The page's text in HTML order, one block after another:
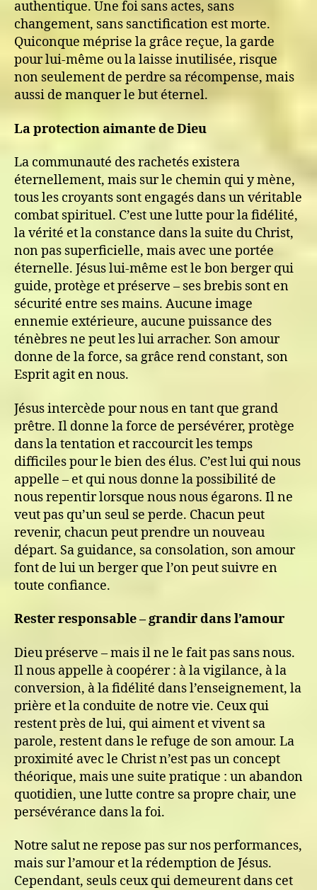
authentique. Une foi sans actes, sans
changement, sans sanctification est morte.
Quiconque méprise la grâce reçue, la garde
pour lui-même ou la laisse inutilisée, risque
non seulement de perdre sa récompense, mais
aussi de manquer le but éternel.
La protection aimante de Dieu
La communauté des rachetés existera
éternellement, mais sur le chemin qui y mène,
tous les croyants sont engagés dans un véritable
combat spirituel. C’est une lutte pour la fidélité,
la vérité et la constance dans la suite du Christ,
non pas superficielle, mais avec une portée
éternelle. Jésus lui-même est le bon berger qui
guide, protège et préserve – ses brebis sont en
sécurité entre ses mains. Aucune image
ennemie extérieure, aucune puissance des
ténèbres ne peut les lui arracher. Son amour
donne de la force, sa grâce rend constant, son
Esprit agit en nous.
Jésus intercède pour nous en tant que grand
prêtre. Il donne la force de persévérer, protège
dans la tentation et raccourcit les temps
difficiles pour le bien des élus. C’est lui qui nous
appelle – et qui nous donne la possibilité de
nous repentir lorsque nous nous égarons. Il ne
veut pas qu’un seul se perde. Chacun peut
revenir, chacun peut prendre un nouveau
départ. Sa guidance, sa consolation, son amour
font de lui un berger que l’on peut suivre en
toute confiance.
Rester responsable – grandir dans l’amour
Dieu préserve – mais il ne le fait pas sans nous.
Il nous appelle à coopérer : à la vigilance, à la
conversion, à la fidélité dans l’enseignement, la
prière et la conduite de notre vie. Ceux qui
restent près de lui, qui aiment et vivent sa
parole, restent dans le refuge de son amour. La
proximité avec le Christ n’est pas un concept
théorique, mais une suite pratique : un abandon
quotidien, une lutte contre sa propre chair, une
persévérance dans la foi.
Notre salut ne repose pas sur nos performances,
mais sur l’amour et la rédemption de Jésus.
Cependant, seuls ceux qui demeurent dans cet